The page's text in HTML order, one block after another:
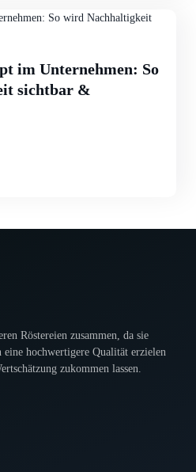
im Unternehmen: So
sichtbar &
Röstereien zusammen, da sie
eine hoch­wertigere Qualität erzielen
zukommen lassen.